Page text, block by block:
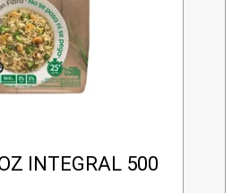
INTEGRAL 500